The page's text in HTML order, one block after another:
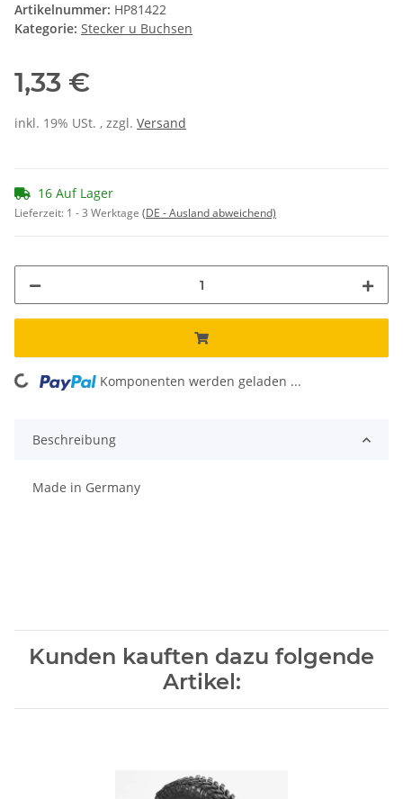
Artikelnummer: HP81422
Kategorie: Stecker u Buchsen
1,33 €
inkl. 19% USt. , zzgl. Versand
16 Auf Lager
Lieferzeit: 1 - 3 Werktage (DE - Ausland abweichend)
Loading... Komponenten werden geladen ...
Beschreibung
Made in Germany
Kunden kauften dazu folgende
Artikel: